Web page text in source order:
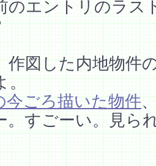
のエントリのラス
作図した内地物件
今ごろ描いた物件
。すごーい。見ら